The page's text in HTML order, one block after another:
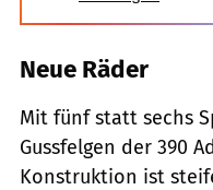
Neue Räder
Mit fünf statt sechs
Gussfelgen der 390
Konstruktion ist